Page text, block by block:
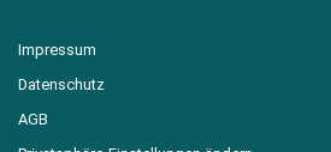
Impressum
Datenschutz
AGB